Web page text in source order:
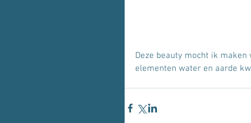
Deze beauty mocht ik
elementen water en aarde